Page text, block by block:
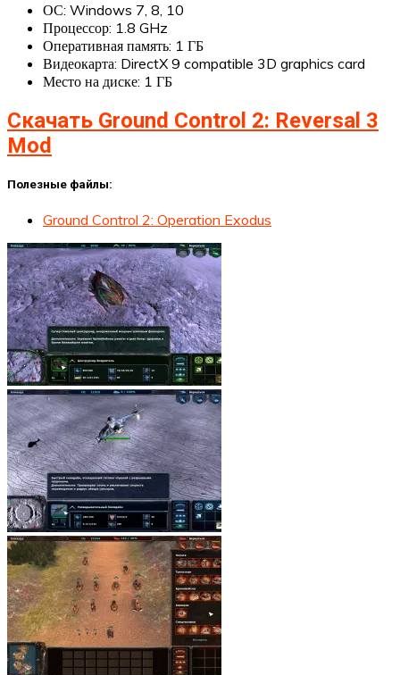
ОС: Windows 7, 8, 10
Процессор: 1.8 GHz
Оперативная память: 1 ГБ
Видеокарта: DirectX 9 compatible 3D graphics card
Место на диске: 1 ГБ
Скачать Ground Control 2: Reversal 3
Mod
Полезные файлы:
Ground Control 2: Operation Exodus